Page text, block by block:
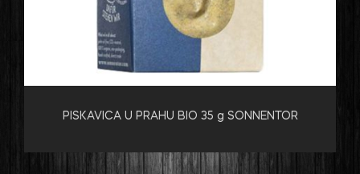
PISKAVICA U PRAHU BIO 35 g SONNENTOR